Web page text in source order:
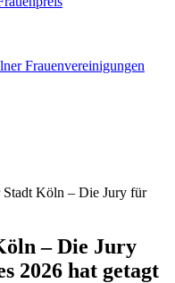
Frauenvereinigungen
Stadt Köln – Die Jury für
– Die Jury
2026 hat getagt